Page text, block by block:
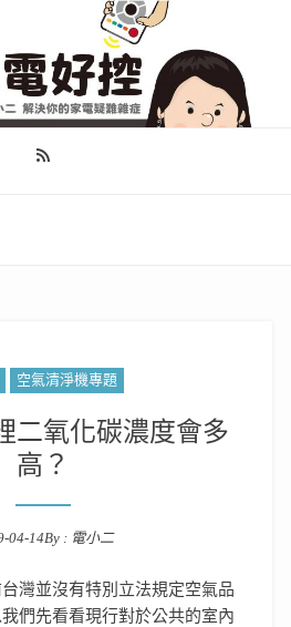
找出適合自己的家電
空氣清淨機專題
二氧化碳濃度會多
高？
04-14By : 電小二
灣並沒有特別立法規定空氣品
們先看看現行對於公共的室內